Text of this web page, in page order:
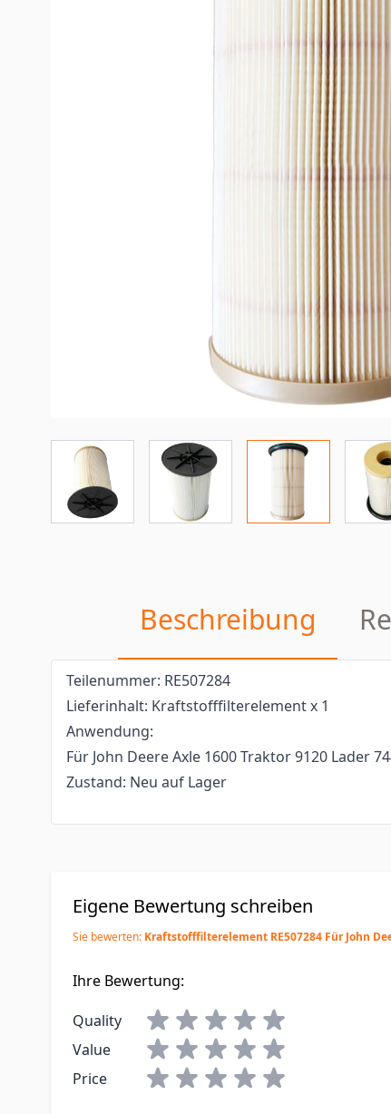
Beschreibung
Teilenummer: RE507284
Lieferinhalt: Kraftstofffilterelement x 1
Anwendung:
Für John Deere Axle 1600 Traktor 9120 Lader
Zustand: Neu auf Lager
Eigene Bewertung schreiben
Sie bewerten: Kraftstofffilterelement RE507284 Für John
Ihre Bewertung:
Quality
Value
Price